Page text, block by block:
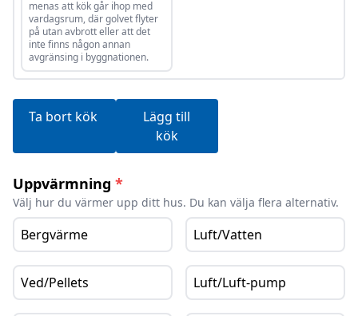
menas att kök går ihop med
vardagsrum, där golvet flyter
på utan avbrott eller att det
inte finns någon annan
avgränsing i byggnationen.
Ta bort kök
Lägg till
kök
Uppvärmning *
Välj hur du värmer upp ditt hus. Du kan välja flera alternativ.
Bergvärme Luft/Vatten
Ved/Pellets Luft/Luft-pump